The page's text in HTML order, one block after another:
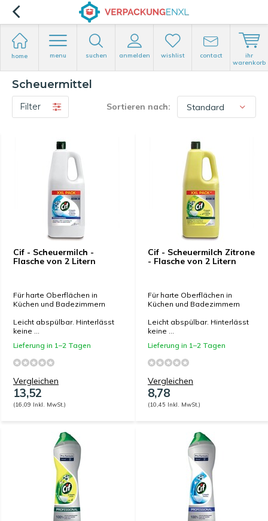
home menu suchen anmelden wishlist contact
ihr
warenkorb
Scheuermittel
Filter Sortieren nach:
Cif - Scheuermilch -
Flasche von 2 Litern
Für harte Oberflächen in
Küchen und Badezimmern
Leicht abspülbar. Hinterlässt
keine ...
Lieferung in 1–2 Tagen
Vergleichen
13,52
(16,09 Inkl. MwSt.)
Cif - Scheuermilch Zitrone
- Flasche von 2 Litern
Für harte Oberflächen in
Küchen und Badezimmern
Leicht abspülbar. Hinterlässt
keine ...
Lieferung in 1–2 Tagen
Vergleichen
8,78
(10,45 Inkl. MwSt.)